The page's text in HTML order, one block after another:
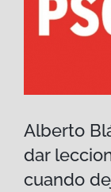
Alberto
dar
cuando